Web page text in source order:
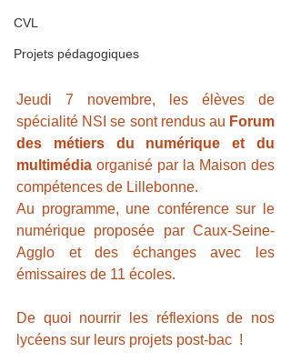
CVL
Projets pédagogiques
Jeudi 7 novembre, les élèves de
spécialité NSI se sont rendus au Forum
des métiers du numérique et du
multimédia organisé par la Maison des
compétences de Lillebonne.
Au programme, une conférence sur le
numérique proposée par Caux-Seine-
Agglo et des échanges avec les
émissaires de 11 écoles.
De quoi nourrir les réflexions de nos
lycéens sur leurs projets post-bac  !